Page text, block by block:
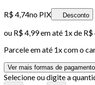
R$ 4,74no PIX Desconto
ou R$ 4,99em até 1x de R$
Parcele em até 1x com o
Ver mais formas de pagamento
Selecione ou digite a